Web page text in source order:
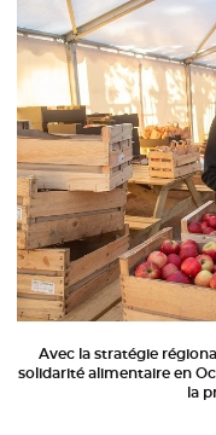
Avec la stratégie
solidarité alimentaire en
la